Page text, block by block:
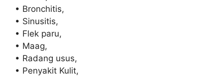
• Bronchitis,
• Sinusitis,
• Flek paru,
• Maag,
• Radang usus,
• Penyakit Kulit,